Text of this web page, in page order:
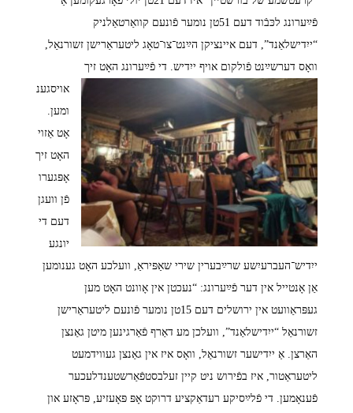
פֿײַערונג לכּבֿוד דעם 51טן נומער פֿונעם קוואַרטאַלניק
“ייִדישלאַנד”, דעם איינציקן הײַנט־צו־טאָג ליטעראַרישן זשורנאַל,
וואָס דערשײַנט פֿולקום אויף ייִדיש. די פֿײַערונג האָט זיך
אויסגענ
ומען.
אָט אַזוי
האָט זיך
אָפּגערו
פֿן וועגן
דעם די
יונגע
ייִדיש־העברעיִשע שרײַבערין שירי שאַפּיראַ, וועלכע האָט גענומען
אַן אָנטייל אין דער פֿײַערונג: “נעכטן אין אָוונט האָט מען
געפּראַוועט אין ירושלים דעם 15טן נומער פֿונעם ליטעראַרישן
זשורנאַל “ייִדישלאַנד”, וועלכן מע דאַרף פֿאַרגינען מיטן גאַנצן
האַרצן. אַ ייִדישער זשורנאַל, וואָס איז אין גאַנצן געווידמעט
ליטעראַטור, איז בפֿירוש ניט קיין זעלבסטפֿאַרשטענדלעכער
פֿענאָמען. די פֿלײַסיקע רעדאַקציע דרוקט אָפּ פּאָעזיע, פּראָזע און